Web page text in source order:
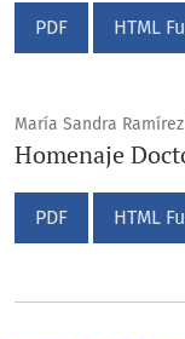
PDF HTML
María Sandra
Homenaje
PDF HTML